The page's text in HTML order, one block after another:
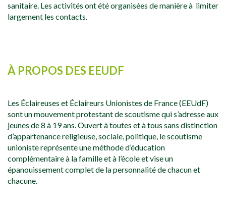
sanitaire. Les activités ont été organisées de manière à limiter
largement les contacts.
À PROPOS DES EEUDF
Les Éclaireuses et Éclaireurs Unionistes de France (EEUdF)
sont un mouvement protestant de scoutisme qui s’adresse aux
jeunes de 8 à 19 ans. Ouvert à toutes et à tous sans distinction
d’appartenance religieuse, sociale, politique, le scoutisme
unioniste représente une méthode d’éducation
complémentaire à la famille et à l’école et vise un
épanouissement complet de la personnalité de chacun et
chacune.